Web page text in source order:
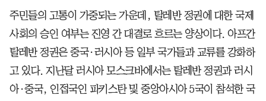
주민들의 고통이 가중되는 가운데, 탈레반 정권에 대한 국제
사회의 승인 여부는 진영 간 대결로 흐르는 양상이다. 아프간
탈레반 정권은 중국·러시아 등 일부 국가들과 교류를 강화하
고 있다. 지난달 러시아 모스크바에서는 탈레반 정권과 러시
아·중국, 인접국인 파키스탄 및 중앙아시아 5국이 참석한 국